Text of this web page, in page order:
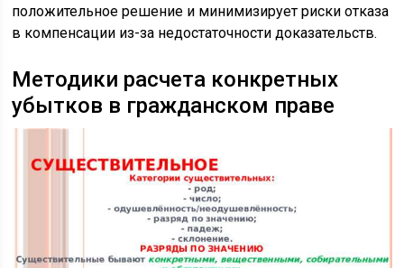
положительное решение и минимизирует риски отказа
в компенсации из-за недостаточности доказательств.
Методики расчета конкретных
убытков в гражданском праве